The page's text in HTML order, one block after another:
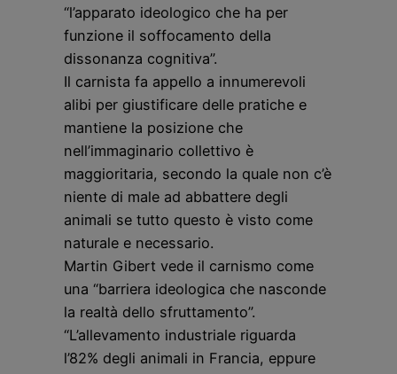
“l’apparato ideologico che ha per
funzione il soffocamento della
dissonanza cognitiva”.
Il carnista fa appello a innumerevoli
alibi per giustificare delle pratiche e
mantiene la posizione che
nell’immaginario collettivo è
maggioritaria, secondo la quale non c’è
niente di male ad abbattere degli
animali se tutto questo è visto come
naturale e necessario.
Martin Gibert vede il carnismo come
una “barriera ideologica che nasconde
la realtà dello sfruttamento”.
“L’allevamento industriale riguarda
l’82% degli animali in Francia, eppure